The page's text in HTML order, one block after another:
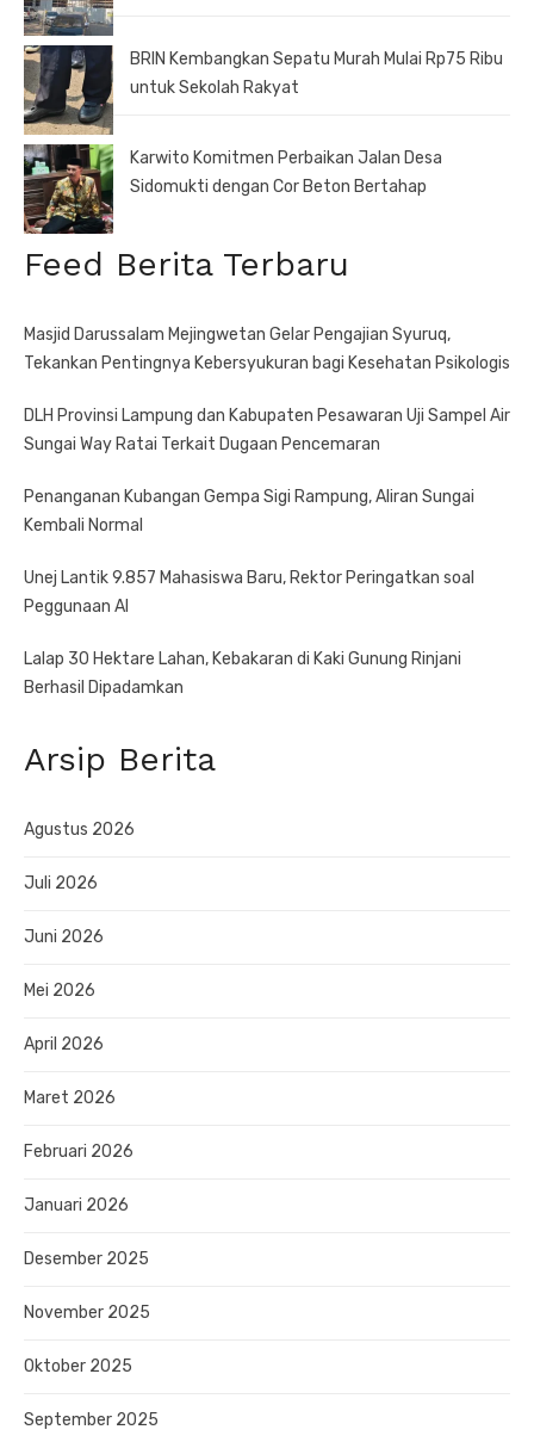
BRIN Kembangkan Sepatu Murah Mulai Rp75 Ribu
untuk Sekolah Rakyat
Karwito Komitmen Perbaikan Jalan Desa
Sidomukti dengan Cor Beton Bertahap
Feed Berita Terbaru
Masjid Darussalam Mejingwetan Gelar Pengajian Syuruq,
Tekankan Pentingnya Kebersyukuran bagi Kesehatan Psikologis
DLH Provinsi Lampung dan Kabupaten Pesawaran Uji Sampel Air
Sungai Way Ratai Terkait Dugaan Pencemaran
Penanganan Kubangan Gempa Sigi Rampung, Aliran Sungai
Kembali Normal
Unej Lantik 9.857 Mahasiswa Baru, Rektor Peringatkan soal
Peggunaan AI
Lalap 30 Hektare Lahan, Kebakaran di Kaki Gunung Rinjani
Berhasil Dipadamkan
Arsip Berita
Agustus 2026
Juli 2026
Juni 2026
Mei 2026
April 2026
Maret 2026
Februari 2026
Januari 2026
Desember 2025
November 2025
Oktober 2025
September 2025